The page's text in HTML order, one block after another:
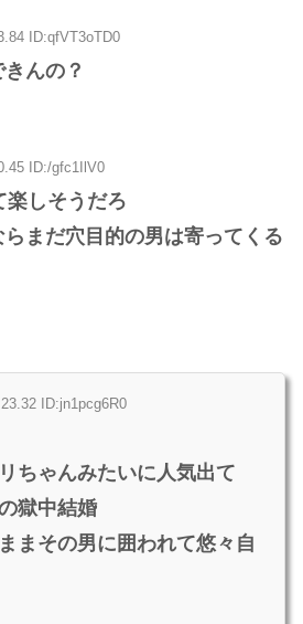
ID:qfVT3oTD0
んの？
ID:/gfc1IlV0
楽しそうだろ
まだ穴目的の男は寄ってくる
ID:jn1pcg6R0
ちゃんみたいに人気出て
獄中結婚
まその男に囲われて悠々自